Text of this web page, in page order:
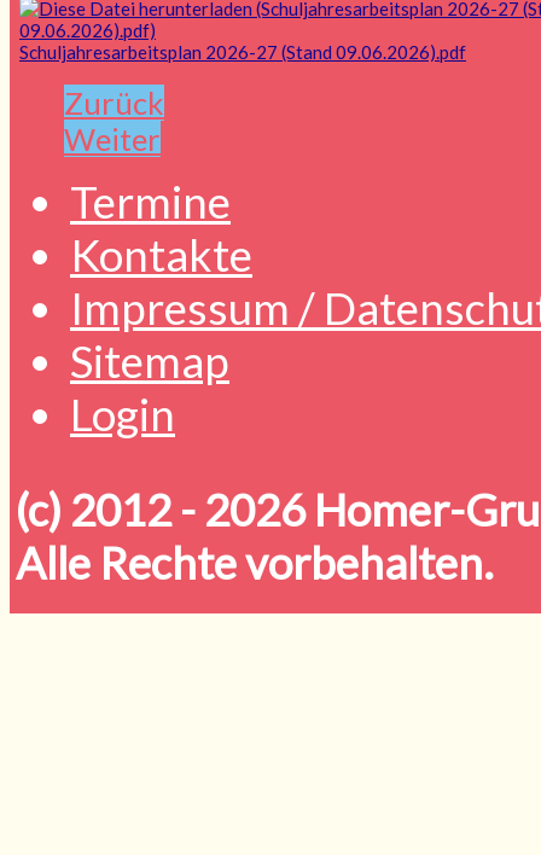
Schuljahresarbeitsplan 2026-27 (Stand 09.06.2026).pdf
Zurück
Weiter
Termine
Kontakte
Impressum /
Sitemap
Login
(c) 2012 - 2026 Homer-
Alle Rechte vorbehalten.